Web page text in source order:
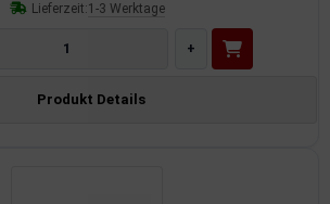
Lieferzeit:1-3 Werktage
+
Produkt Details